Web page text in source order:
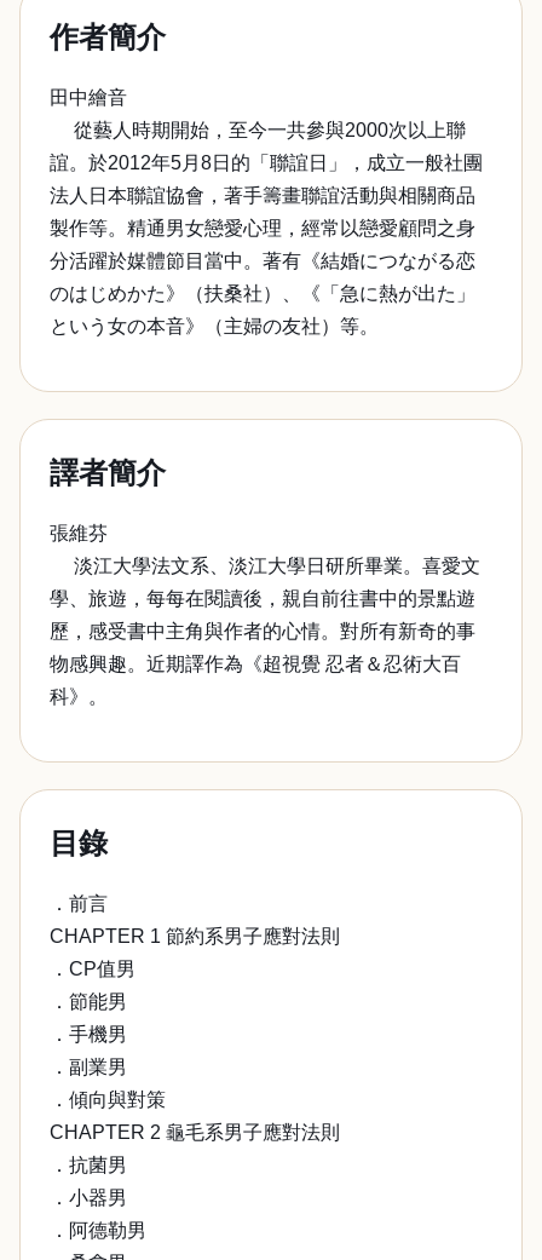
作者簡介
田中繪音
從藝人時期開始，至今一共參與2000次以上聯
誼。於2012年5月8日的「聯誼日」，成立一般社團
法人日本聯誼協會，著手籌畫聯誼活動與相關商品
製作等。精通男女戀愛心理，經常以戀愛顧問之身
分活躍於媒體節目當中。著有《結婚につながる恋
のはじめかた》（扶桑社）、《「急に熱が出た」
という女の本音》（主婦の友社）等。
譯者簡介
張維芬
淡江大學法文系、淡江大學日研所畢業。喜愛文
學、旅遊，每每在閱讀後，親自前往書中的景點遊
歷，感受書中主角與作者的心情。對所有新奇的事
物感興趣。近期譯作為《超視覺 忍者＆忍術大百
科》。
目錄
．前言
CHAPTER 1 節約系男子應對法則
．CP值男
．節能男
．手機男
．副業男
．傾向與對策
CHAPTER 2 龜毛系男子應對法則
．抗菌男
．小器男
．阿德勒男